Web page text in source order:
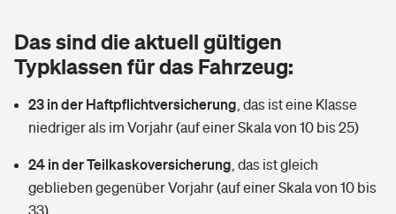
Rentenrechner: Wie viel Geld bekomme ich im Alter?
Wer versichert was: Jetzt Versicherer finden
Vermieterrrechtsschutz
Mietkautionsversicherung
Zur Übersicht
Kinderunfall­ver­si­che­rung
Reiseversicherung
Tierkrankenversicherung
Zur Übersicht
Tools
Das sind die aktuell gültigen
Typklassen für das Fahrzeug:
23 in der Haftpflichtversicherung das ist eine Klasse
niedriger als im Vorjahr (auf einer Skala von 10 bis 25)
24 in der Teilkaskoversicherung das ist gleich
geblieben gegenüber Vorjahr (auf einer Skala von 10 bis
33)